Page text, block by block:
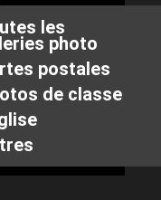
les
photo
postales
de classe